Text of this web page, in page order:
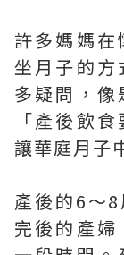
許多媽媽
坐月子的方
多疑問，像
「產後飲
讓華庭月子
產後的6～
完後的產